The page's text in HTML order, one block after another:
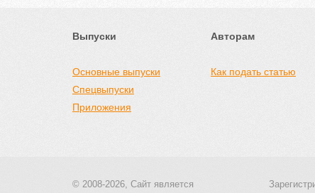
Выпуски
Основные выпуски
Спецвыпуски
Приложения
Авторам
Как подать статью
© 2008-2026, Сайт является